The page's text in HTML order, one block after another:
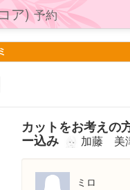
ア)予約
カットをお考え
ー込み 加藤 美
ミロ